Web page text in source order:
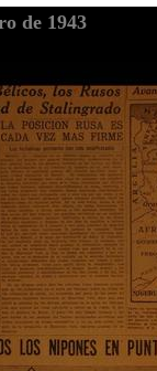
de 1943